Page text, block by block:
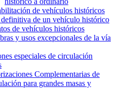
de vehículos históricos
de un vehículo histórico
de vehículos históricos
y usos excepcionales de la vía
especiales de circulación
Complementarias de
para grandes masas y